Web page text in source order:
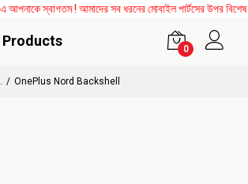
স্বাগতম ! আমাদের সব ধরনের মোবাইল পার্টসের উপর
0
OnePlus Nord Backshell